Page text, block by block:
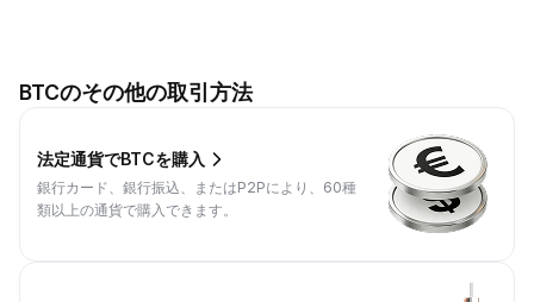
BTCのその他の取引方法
法定通貨でBTCを購入
銀行カード、銀行振込、またはP2Pにより、60種
類以上の通貨で購入できます。